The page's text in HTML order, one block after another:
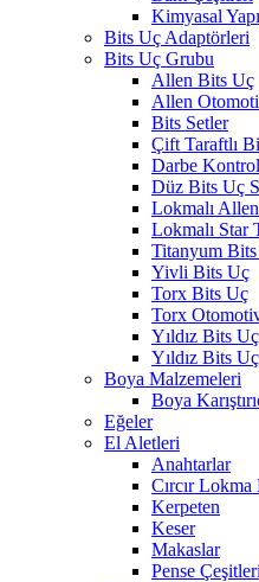
Kimyasal
Bits Uç Adaptörleri
Bits Uç Grubu
Allen Bits Uç
Allen
Bits Setler
Çift Taraftlı
Darbe
Düz Bits Uç
Lokmalı
Lokmalı Star
Titanyum
Yivli Bits Uç
Torx Bits Uç
Torx
Yıldız Bits
Yıldız Bits
Boya Malzemeleri
Boya
Eğeler
El Aletleri
Anahtarlar
Cırcır
Kerpeten
Keser
Makaslar
Pense Çeşitleri